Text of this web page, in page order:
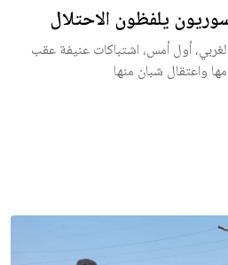
يلفظون الاحتلال
أول أمس، اشتباكات عنيفة عقب
واعتقال شبان منها